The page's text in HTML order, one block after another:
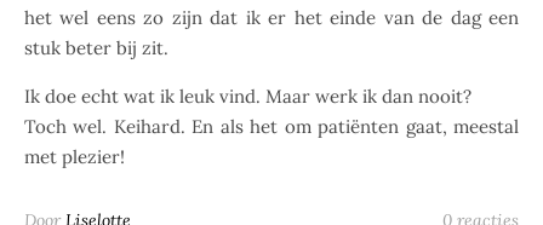
het wel eens zo zijn dat ik er het einde van de dag een
stuk beter bij zit.
Ik doe echt wat ik leuk vind. Maar werk ik dan nooit?
Toch wel. Keihard. En als het om patiënten gaat, meestal
met plezier!
DoorLiselotte 0 reacties